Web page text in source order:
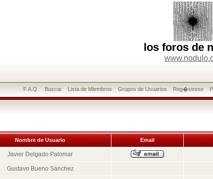
los foros de
F.A.Q. Buscar Lista de Miembros Grupos de Usuarios Reg�strese
Nombre de Usuario Email
Javier Delgado Palomar
Gustavo Bueno Sánchez